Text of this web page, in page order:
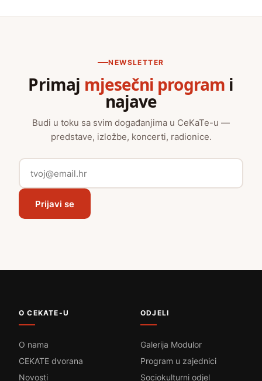
NEWSLETTER
Primaj mjesečni program i
najave
Budi u toku sa svim događanjima u CeKaTe-u —
predstave, izložbe, koncerti, radionice.
Prijavi se
O CEKATE-U
O nama
CEKATE dvorana
Novosti
ODJELI
Galerija Modulor
Program u zajednici
Sociokulturni odjel